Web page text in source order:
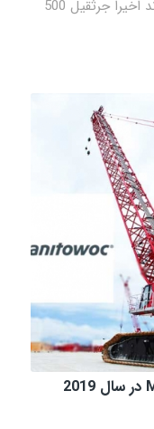
شرکت خدمات اجاره جرثقیل امیرکبیر اروند اخیرا جرثقیل 500